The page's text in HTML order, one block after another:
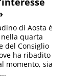
di Aosta è
quarta
del Consiglio
ha ribadito
momento, sia